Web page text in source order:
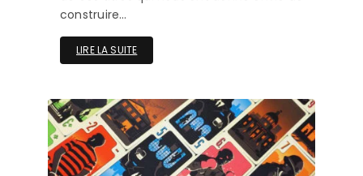
construire…
LIRE LA SUITE